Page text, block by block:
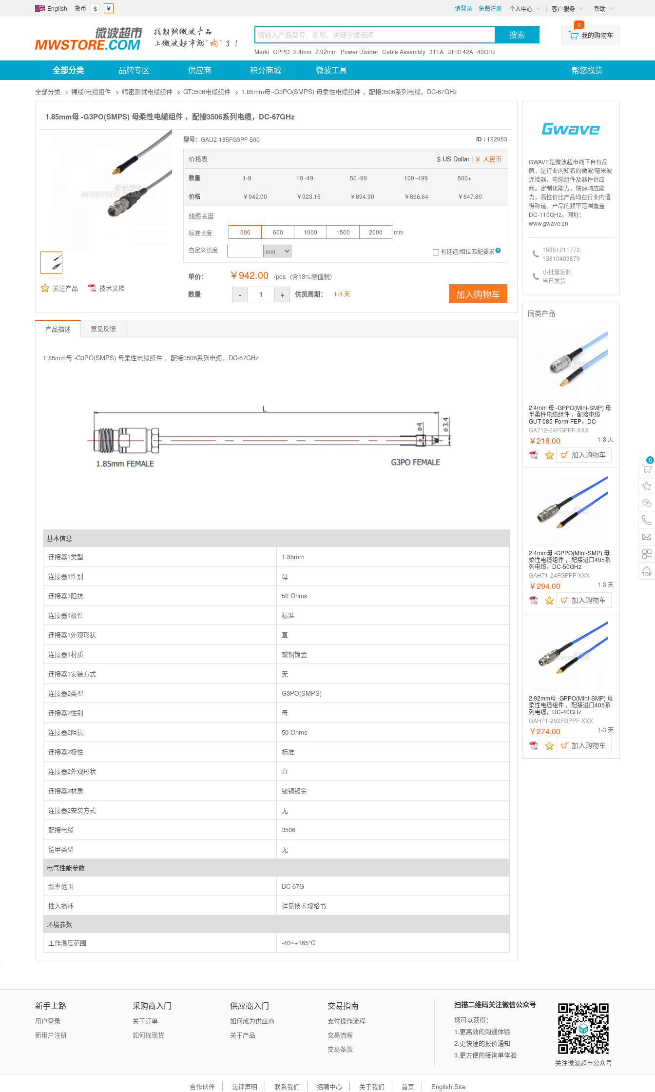
English 货币 $ ￥ 请登录 免费注册 个人中心 客户服务
帮助
0
我的购物车
Marki GPPO 2.4mm 2.92mm Power Divider Cable Assembly 311A UFB142A 40GHz
全部分类 品牌专区 供应商 积分商城 微波工具 帮您找货
全部分类 > 裸缆/电缆组件 > 精密测试电缆组件 > GT3506电缆组件 > 1.85mm母 -G3PO(SMPS) 母柔性电缆组件 ，配接3506系列电缆，DC-67GHz
1.85mm母 -G3PO(SMPS) 母柔性电缆组件 ，配接3506系列电缆，DC-67GHz
关注产品 技术文档
型号： GAU2-185FG3PF-500 192953
ID :
价格表 $ US Dollar| ￥ 人民币
数量 1-9 10 -49 50 -99 100 -499 500+
价格 ￥942.00 ￥923.16 ￥894.90 ￥866.64 ￥847.80
线缆长度
标准长度 500 600 1000 1500 2000 mm
自定义长度 有延迟/相位匹配要求
单价： ￥942.00 /pcs (含13%增值税)
数量
- + 供货周期： 1-3 天 加入购物车
产品描述 意见反馈
1.85mm母 -G3PO(SMPS) 母柔性电缆组件 ，配接3506系列电缆，DC-67GHz
基本信息
连接器1类型
1.85mm
连接器1性别 母
连接器1阻抗 50 Ohms
连接器1极性 标准
连接器1外观形状 直
连接器1材质 铍铜镀金
连接器1安装方式 无
连接器2类型 G3PO(SMPS)
连接器2性别 母
连接器2阻抗 50 Ohms
连接器2极性 标准
连接器2外观形状 直
连接器2材质 铍铜镀金
连接器2安装方式 无
配接电缆 3506
铠甲类型
无
电气性能参数
频率范围
DC-67G
插入损耗
详见技术规格书
环境参数
工作温度范围
-40~+165℃
GWAVE是微波超市线下自有品
牌，是行业内知名的微波/毫米波
连接器、电缆组件及器件供应
商。定制化能力，快速响应能
力，高性价比产品均在行业内值
得称道。产品的频率范围覆盖
DC-110GHz。网址：
www.gwave.cn
15951211772,
13810403879
小批量定制
当日发货
同类产品
2.4mm 母 -GPPO(Mini-SMP) 母
半柔性电缆组件 ，配接电缆
GUT-085-Form-FEP，DC-
40GHz
GA712-24FGPPF-XXX
￥218.00 1-3 天
加入购物车
2.4mm母 -GPPO(Mini-SMP) 母
柔性电缆组件 ，配接进口405系
列电缆，DC-50GHz
GAH71-24FGPPF-XXX
￥294.00 1-3 天
加入购物车
2.92mm母 -GPPO(Mini-SMP) 母
柔性电缆组件 ，配接进口405系
列电缆，DC-40GHz
GAH71-292FGPPF-XXX
￥274.00 1-3 天
加入购物车
0
新手上路
用户登录
新用户注册
采购商入门
关于订单
如何找现货
供应商入门
如何成为供应商
关于产品
交易指南
支付操作流程
交易流程
交易条款
扫描二维码关注微信公众号
您可以获得：
1.更高效的沟通体验
2.更快速的报价通知
3.更方便的接询单体验
关注微波超市公众号
合作伙伴 法律声明 联系我们 招聘中心 关于我们 首页 English Site